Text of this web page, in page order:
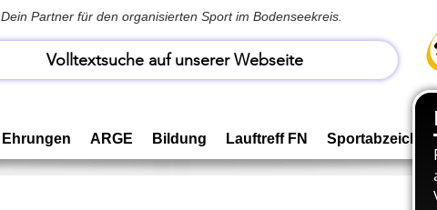
Dein Partner für den organisierten Sport im Bodenseekreis.
Volltextsuche auf unserer Webseite
Ehrungen ARGE Bildung Lauftreff FN Sportabzeichen